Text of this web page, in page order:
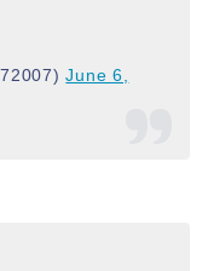
June 6,